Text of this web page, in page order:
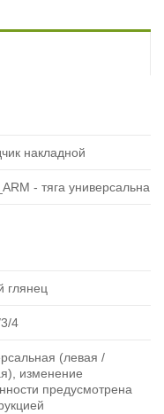
накладной
- тяга универсальна
глянец
4
(левая /
изменение
предусмотрена